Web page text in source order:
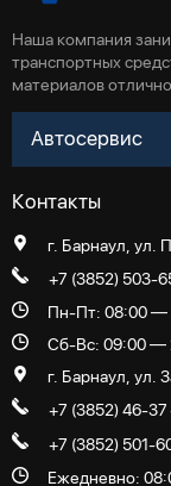
Наша компания
транспортных
материалов
Автосервис
Контакты
г. Барнаул, ул.
+7 (3852) 503-
Пн-Пт: 08:00 —
Сб-Вс: 09:00 —
г. Барнаул, ул.
+7 (3852) 46-37
+7 (3852) 501-
Ежедневно: